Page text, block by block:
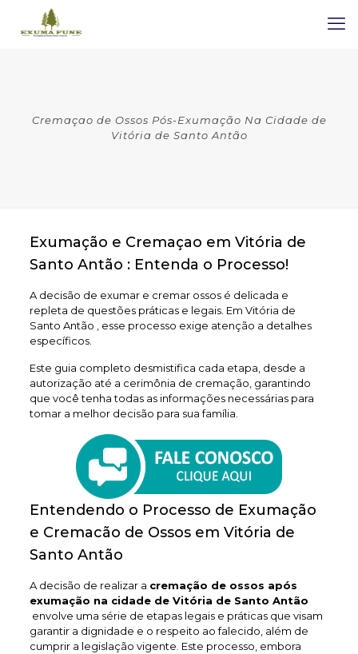
Cremaçao de Ossos Pós-Exumação Na Cidade de
Vitória de Santo Antão
Exumação e Cremaçao em Vitória de
Santo Antão : Entenda o Processo!
A decisão de exumar e cremar ossos é delicada e
repleta de questões práticas e legais. Em Vitória de
Santo Antão , esse processo exige atenção a detalhes
específicos.
Este guia completo desmistifica cada etapa, desde a
autorização até a cerimônia de cremação, garantindo
que você tenha todas as informações necessárias para
tomar a melhor decisão para sua família.
Entendendo o Processo de Exumação
e Cremacão de Ossos em Vitória de
Santo Antão
A decisão de realizar a cremação de ossos após
exumação na cidade de Vitória de Santo Antão
envolve uma série de etapas legais e práticas que visam
garantir a dignidade e o respeito ao falecido, além de
cumprir a legislação vigente. Este processo, embora